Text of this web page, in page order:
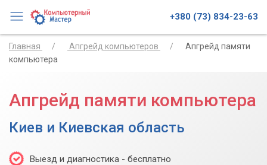
+380 (73) 834-23-63
Главная Апгрейд компьютеров
Апгрейд памяти
компьютера
Апгрейд памяти компьютера
Киев и Киевская область
Выезд и диагностика - бесплатно